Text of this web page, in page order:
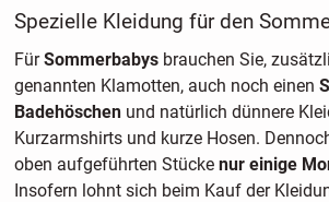
Spezielle Kleidung für den
FürSommerbabysbrauchen Sie,
genannten Klamotten, auch noch einen
Badehöschenund natürlich dünnere
Kurzarmshirts und kurze Hosen.
oben aufgeführten Stücke nur einige
Insofern lohnt sich beim Kauf der